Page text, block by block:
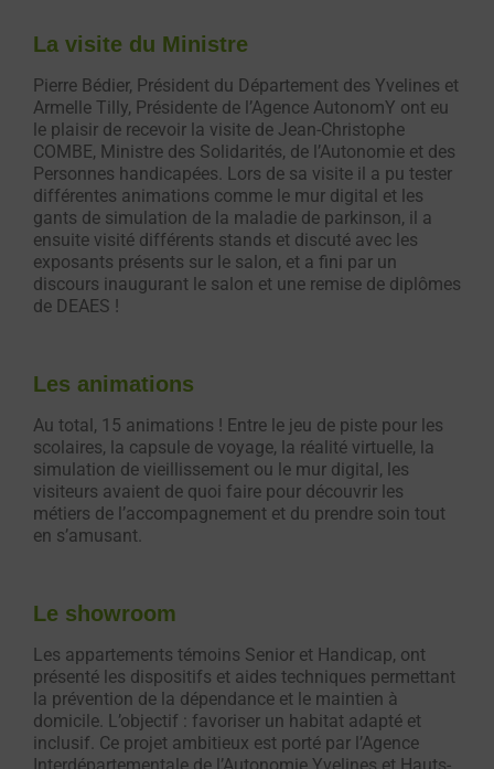
La visite du Ministre
Pierre Bédier, Président du Département des Yvelines et
Armelle Tilly, Présidente de l’Agence AutonomY ont eu
le plaisir de recevoir la visite de Jean-Christophe
COMBE, Ministre des Solidarités, de l’Autonomie et des
Personnes handicapées. Lors de sa visite il a pu tester
différentes animations comme le mur digital et les
gants de simulation de la maladie de parkinson, il a
ensuite visité différents stands et discuté avec les
exposants présents sur le salon, et a fini par un
discours inaugurant le salon et une remise de diplômes
de DEAES !
Les animations
Au total, 15 animations ! Entre le jeu de piste pour les
scolaires, la capsule de voyage, la réalité virtuelle, la
simulation de vieillissement ou le mur digital, les
visiteurs avaient de quoi faire pour découvrir les
métiers de l’accompagnement et du prendre soin tout
en s’amusant.
Le showroom
Les appartements témoins Senior et Handicap, ont
présenté les dispositifs et aides techniques permettant
la prévention de la dépendance et le maintien à
domicile. L’objectif : favoriser un habitat adapté et
inclusif. Ce projet ambitieux est porté par l’Agence